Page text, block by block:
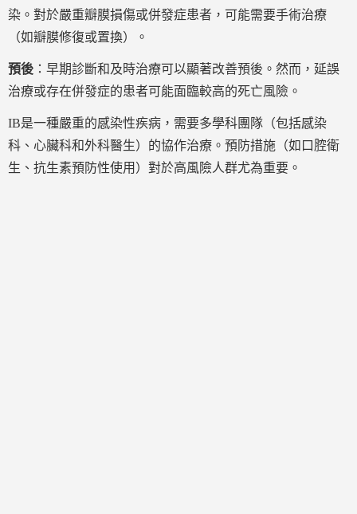
染。對於嚴重瓣膜損傷或併發症患者，可能需要手術治療
（如瓣膜修復或置換）。
預後 ：早期診斷和及時治療可以顯著改善預後。然而，延誤
治療或存在併發症的患者可能面臨較高的死亡風險。
IB是一種嚴重的感染性疾病，需要多學科團隊（包括感染
科、心臟科和外科醫生）的協作治療。預防措施（如口腔衛
生、抗生素預防性使用）對於高風險人群尤為重要。